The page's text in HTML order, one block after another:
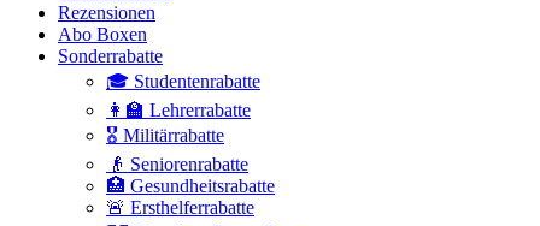
Rezensionen
Abo Boxen
Sonderrabatte
🎓 Studentenrabatte
👩‍🏫 Lehrerrabatte
🎖️ Militärrabatte
👴 Seniorenrabatte
🏥 Gesundheitsrabatte
🚨 Ersthelferrabatte